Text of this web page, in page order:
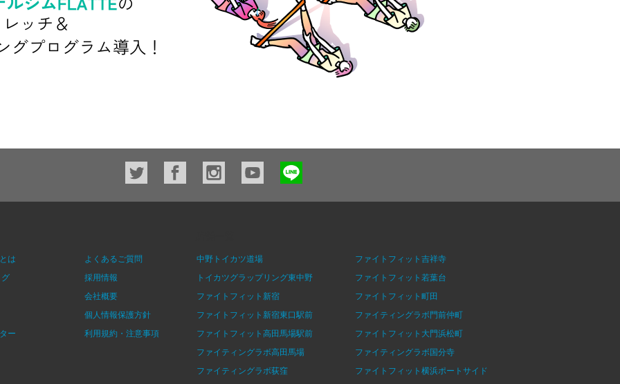
は
ー
よくあるご質問
採用情報
会社概要
個人情報保護方針
利用規約・注意事項
中野トイカツ道場
トイカツグラップリング東中野
ファイトフィット新宿
ファイトフィット新宿東口駅前
ファイトフィット高田馬場駅前
ファイティングラボ高田馬場
ファイティングラボ荻窪
ファイトフィット吉祥寺
ファイトフィット若葉台
ファイトフィット町田
ファイティングラボ門前仲町
ファイトフィット大門浜松町
ファイティングラボ国分寺
ファイトフィット横浜ポートサイド